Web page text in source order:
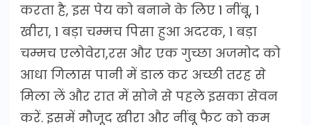
करता है, इस पेय को बनाने के लिए 1 नींबू, 1
खीरा, 1 बड़ा चम्मच पिसा हुआ अदरक, 1 बड़ा
चम्मच एलोवेरा,रस और एक गुच्छा अजमोद को
आधा गिलास पानी में डाल कर अच्छी तरह से
मिला लें और रात में सोने से पहले इसका सेवन
करें. इसमें मौजूद खीरा और नींबू फैट को कम